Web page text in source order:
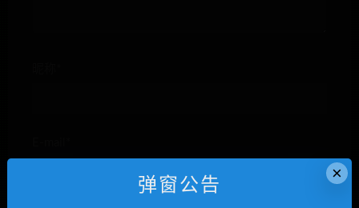
×
弹窗公告